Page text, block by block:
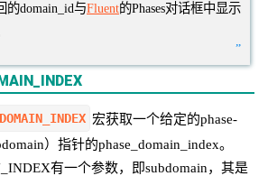
的domain_id与Fluent的Phases对话框中显示
”
宏获取一个给定的phase-
）指针的phase_domain_index。
有一个参数，即subdomain，其是